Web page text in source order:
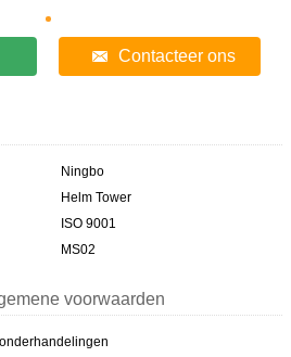
Contacteer ons
Ningbo
Helm Tower
ISO 9001
MS02
voorwaarden
onderhandelingen